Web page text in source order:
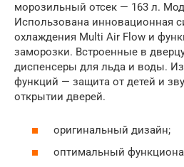
морозильный отсек — 163 л.
Использована инновационная
охлаждения Multi Air Flow и
заморозки. Встроенные в
диспенсеры для льда и воды.
функций — защита от детей и
открытии дверей.
оригинальный дизайн;
оптимальный